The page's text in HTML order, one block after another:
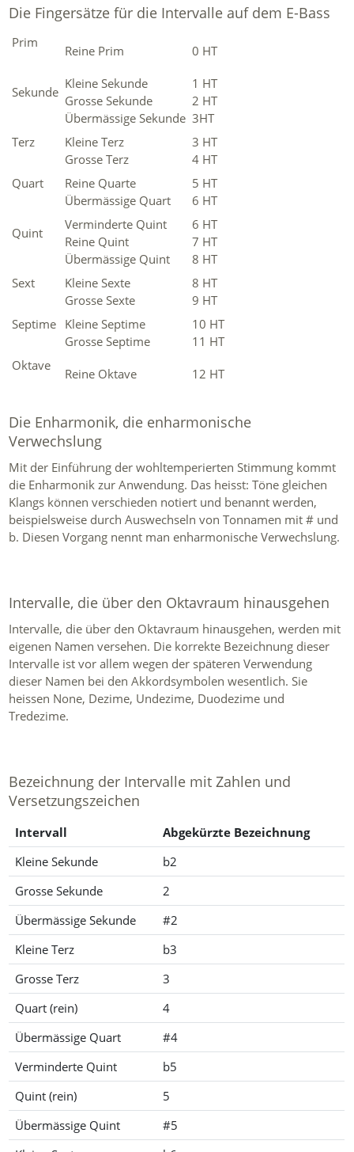
Die Fingersätze für die Intervalle auf dem E-Bass
Prim
Reine Prim 0 HT
Sekunde
Kleine Sekunde
Grosse Sekunde
Übermässige Sekunde
1 HT
2 HT
3HT
Terz
Kleine Terz
Grosse Terz
3 HT
4 HT
Quart
Reine Quarte
Übermässige Quart
5 HT
6 HT
Quint
Verminderte Quint
Reine Quint
Übermässige Quint
6 HT
7 HT
8 HT
Sext
Kleine Sexte
Grosse Sexte
8 HT
9 HT
Septime Kleine Septime
Grosse Septime
10 HT
11 HT
Oktave
Reine Oktave 12 HT
Die Enharmonik, die enharmonische
Verwechslung
Mit der Einführung der wohltemperierten Stimmung kommt
die Enharmonik zur Anwendung. Das heisst: Töne gleichen
Klangs können verschieden notiert und benannt werden,
beispielsweise durch Auswechseln von Tonnamen mit # und
b. Diesen Vorgang nennt man enharmonische Verwechslung.
Intervalle, die über den Oktavraum hinausgehen
Intervalle, die über den Oktavraum hinausgehen, werden mit
eigenen Namen versehen. Die korrekte Bezeichnung dieser
Intervalle ist vor allem wegen der späteren Verwendung
dieser Namen bei den Akkordsymbolen wesentlich. Sie
heissen None, Dezime, Undezime, Duodezime und
Tredezime.
Bezeichnung der Intervalle mit Zahlen und
Versetzungszeichen
Intervall
Abgekürzte Bezeichnung
Kleine Sekunde
b2
Grosse Sekunde
2
Übermässige Sekunde
#2
Kleine Terz
b3
Grosse Terz
3
Quart (rein)
4
Übermässige Quart
#4
Verminderte Quint
b5
Quint (rein)
5
Übermässige Quint
#5